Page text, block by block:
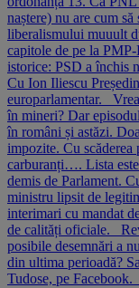
naștere) nu are cum
liberalismului muuult
capitole de pe la
istorice: PSD a închis
Cu Ion Iliescu
europarlamentar.
în mineri? Dar
în români și astăzi.
impozite. Cu
carburanți…. Lista
demis de Parlament.
ministru lipsit de
interimari cu mandat
de calități oficiale.
posibile desemnări a
din ultima perioadă?
Tudose, pe Facebook.